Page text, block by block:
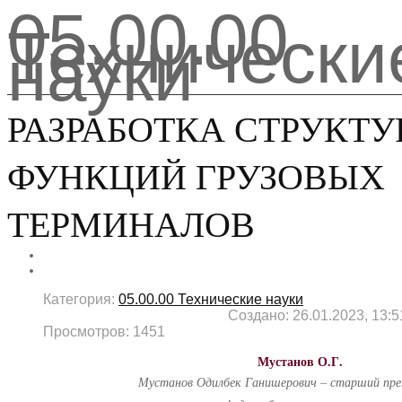
05.00.00
науки
РАЗРАБОТКА
ФУНКЦИЙ ГРУЗОВЫХ
ТЕРМИНАЛОВ
Категория: 05.00.00 Технические науки
Создано: 26.01.2023, 13:51
Просмотров: 1451
Мустанов О.Г.
Мустанов Одилбек Ганишерович – старший